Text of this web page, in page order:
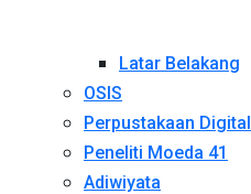
Latar Belakang
OSIS
Perpustakaan Digital
Peneliti Moeda 41
Adiwiyata